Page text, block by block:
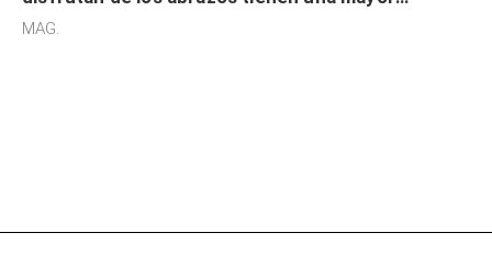
sensibilidad a los estímulos físicos y no es por
MAG.